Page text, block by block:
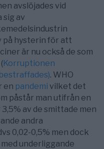
avslöjades vid
sig av
på hysterin för att
är nu också de som
Korruptionen
. WHO
en pandemi vilket det
påstår man utifrån en
av de smittade men
andra
0,02-0,5% men dock
underliggande